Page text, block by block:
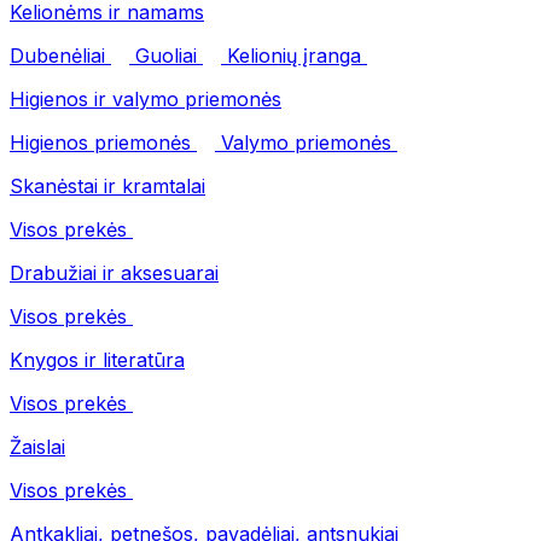
Kelionėms ir namams
Dubenėliai
Guoliai
Kelionių įranga
Higienos ir valymo priemonės
Higienos priemonės
Valymo priemonės
Skanėstai ir kramtalai
Visos prekės
Drabužiai ir aksesuarai
Visos prekės
Knygos ir literatūra
Visos prekės
Žaislai
Visos prekės
Antkakliai, petnešos, pavadėliai, antsnukiai